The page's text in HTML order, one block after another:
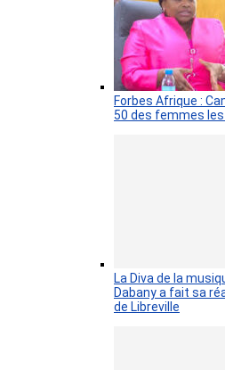
Forbes Afrique :
50 des femmes
La Diva de la
Dabany a fait sa
de Libreville